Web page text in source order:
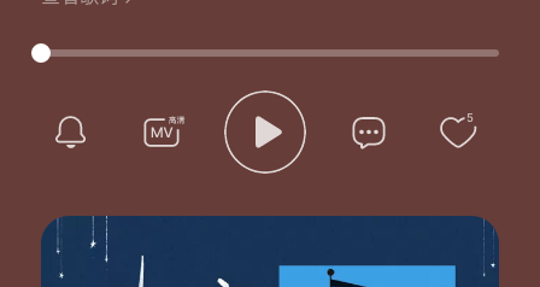
5